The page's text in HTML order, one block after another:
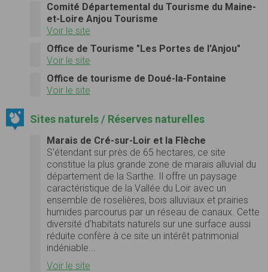
Comité Départemental du Tourisme du Maine-
et-Loire Anjou Tourisme
Voir le site
Office de Tourisme "Les Portes de l'Anjou"
Voir le site
Office de tourisme de Doué-la-Fontaine
Voir le site
Sites naturels / Réserves naturelles
Marais de Cré-sur-Loir et la Flèche
S'étendant sur près de 65 hectares, ce site
constitue la plus grande zone de marais alluvial du
département de la Sarthe. Il offre un paysage
caractéristique de la Vallée du Loir avec un
ensemble de roselières, bois alluviaux et prairies
humides parcourus par un réseau de canaux. Cette
diversité d'habitats naturels sur une surface aussi
réduite confère à ce site un intérêt patrimonial
indéniable...
Voir le site